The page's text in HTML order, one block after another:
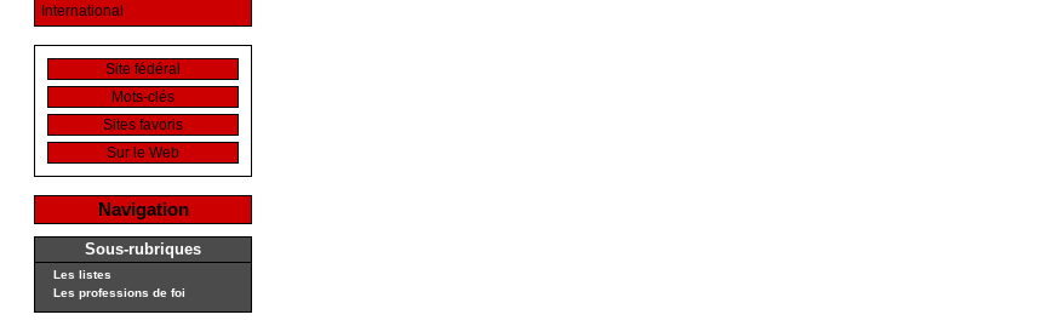
International
Site fédéral
Mots-clés
Sites favoris
Sur le Web
Navigation
Sous-rubriques
Les listes
Les professions de foi